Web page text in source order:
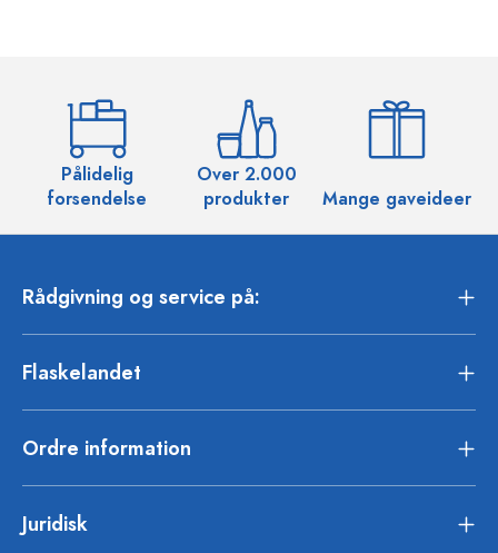
Pålidelig
forsendelse
Over 2.000
produkter
Mange gaveideer
Rådgivning og service på:
Flaskelandet
Ordre information
Juridisk